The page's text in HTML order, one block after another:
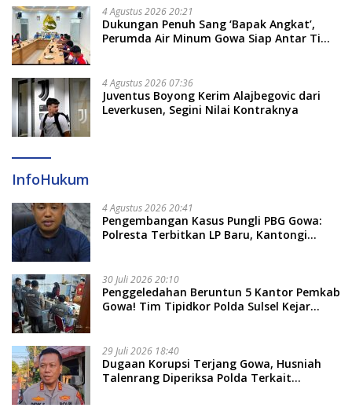
4 Agustus 2026 20:21
Dukungan Penuh Sang ‘Bapak Angkat’,
Perumda Air Minum Gowa Siap Antar Tim
4 Agustus 2026 07:36
Juventus Boyong Kerim Alajbegovic dari
Leverkusen, Segini Nilai Kontraknya
InfoHukum
4 Agustus 2026 20:41
Pengembangan Kasus Pungli PBG Gowa:
Polresta Terbitkan LP Baru, Kantongi
30 Juli 2026 20:10
Penggeledahan Beruntun 5 Kantor Pemkab
Gowa! Tim Tipidkor Polda Sulsel Kejar
29 Juli 2026 18:40
Dugaan Korupsi Terjang Gowa, Husniah
Talenrang Diperiksa Polda Terkait